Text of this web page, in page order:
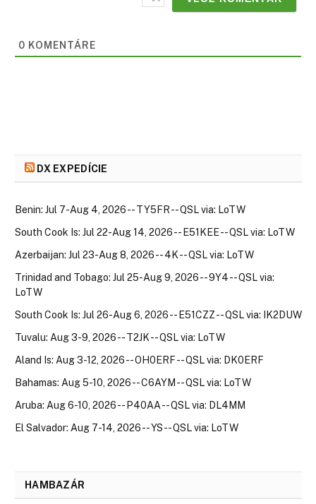
0 KOMENTÁRE
DX EXPEDÍCIE
Benin: Jul 7-Aug 4, 2026 -- TY5FR -- QSL via: LoTW
South Cook Is: Jul 22-Aug 14, 2026 -- E51KEE -- QSL via: LoTW
Azerbaijan: Jul 23-Aug 8, 2026 -- 4K -- QSL via: LoTW
Trinidad and Tobago: Jul 25-Aug 9, 2026 -- 9Y4 -- QSL via:
LoTW
South Cook Is: Jul 26-Aug 6, 2026 -- E51CZZ -- QSL via: IK2DUW
Tuvalu: Aug 3-9, 2026 -- T2JK -- QSL via: LoTW
Aland Is: Aug 3-12, 2026 -- OH0ERF -- QSL via: DK0ERF
Bahamas: Aug 5-10, 2026 -- C6AYM -- QSL via: LoTW
Aruba: Aug 6-10, 2026 -- P40AA -- QSL via: DL4MM
El Salvador: Aug 7-14, 2026 -- YS -- QSL via: LoTW
HAMBAZÁR